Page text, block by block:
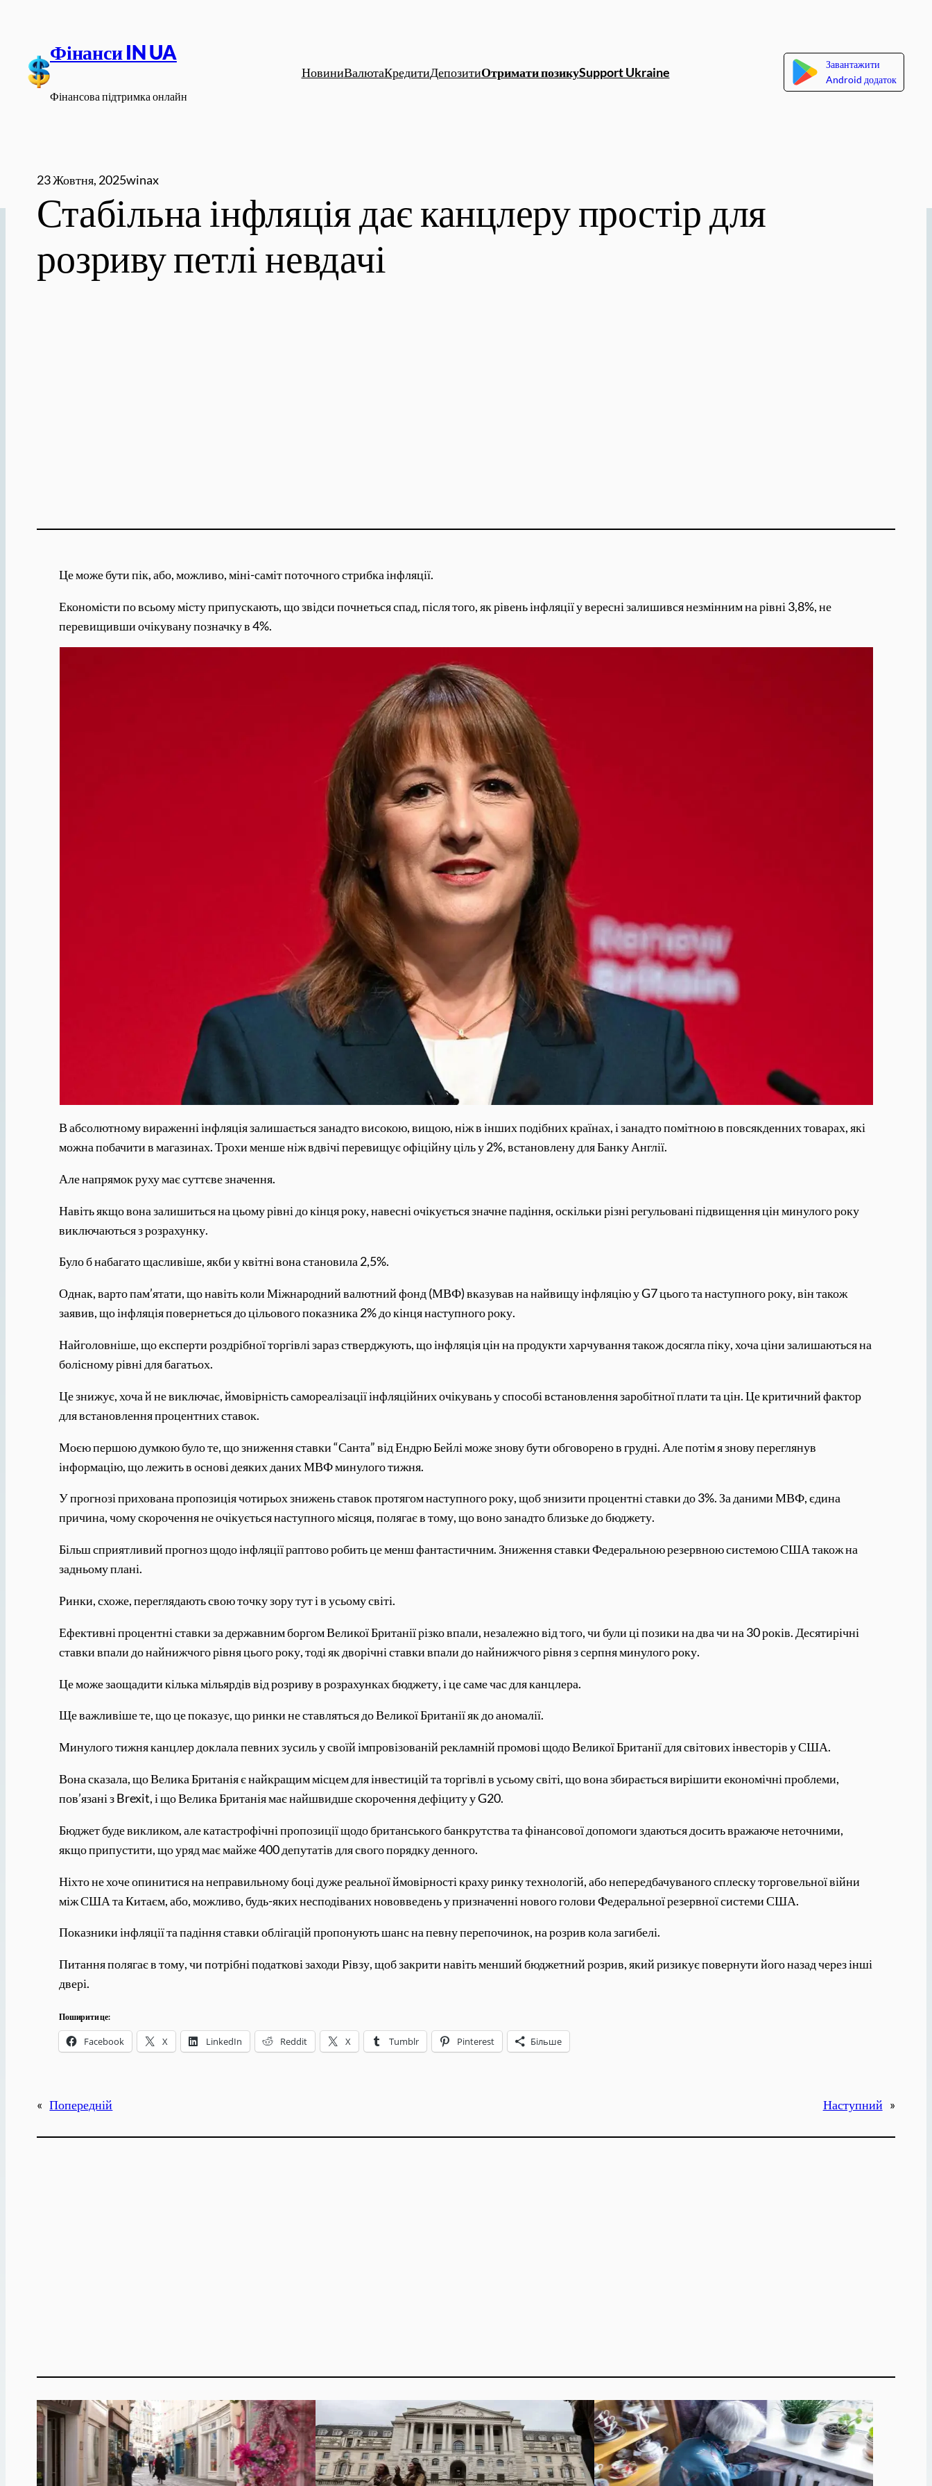
вмісту
Фінанси IN UA
Фінансова підтримка онлайн
НовиниВалютаКредитиДепозитиОтримати позикуSupport Ukraine
Завантажити
Android додаток
23 Жовтня, 2025winax
Стабільна інфляція дає канцлеру простір для
розриву петлі невдачі
Це може бути пік, або, можливо, міні-саміт поточного стрибка інфляції.
Економісти по всьому місту припускають, що звідси почнеться спад, після того, як рівень інфляції у вересні залишився незмінним на рівні 3,8%, не
перевищивши очікувану позначку в 4%.
В абсолютному вираженні інфляція залишається занадто високою, вищою, ніж в інших подібних країнах, і занадто помітною в повсякденних товарах, які
можна побачити в магазинах. Трохи менше ніж вдвічі перевищує офіційну ціль у 2%, встановлену для Банку Англії.
Але напрямок руху має суттєве значення.
Навіть якщо вона залишиться на цьому рівні до кінця року, навесні очікується значне падіння, оскільки різні регульовані підвищення цін минулого року
виключаються з розрахунку.
Було б набагато щасливіше, якби у квітні вона становила 2,5%.
Однак, варто пам’ятати, що навіть коли Міжнародний валютний фонд (МВФ) вказував на найвищу інфляцію у G7 цього та наступного року, він також
заявив, що інфляція повернеться до цільового показника 2% до кінця наступного року.
Найголовніше, що експерти роздрібної торгівлі зараз стверджують, що інфляція цін на продукти харчування також досягла піку, хоча ціни залишаються на
болісному рівні для багатьох.
Це знижує, хоча й не виключає, ймовірність самореалізації інфляційних очікувань у способі встановлення заробітної плати та цін. Це критичний фактор
для встановлення процентних ставок.
Моєю першою думкою було те, що зниження ставки “Санта” від Ендрю Бейлі може знову бути обговорено в грудні. Але потім я знову переглянув
інформацію, що лежить в основі деяких даних МВФ минулого тижня.
У прогнозі прихована пропозиція чотирьох знижень ставок протягом наступного року, щоб знизити процентні ставки до 3%. За даними МВФ, єдина
причина, чому скорочення не очікується наступного місяця, полягає в тому, що воно занадто близьке до бюджету.
Більш сприятливий прогноз щодо інфляції раптово робить це менш фантастичним. Зниження ставки Федеральною резервною системою США також на
задньому плані.
Ринки, схоже, переглядають свою точку зору тут і в усьому світі.
Ефективні процентні ставки за державним боргом Великої Британії різко впали, незалежно від того, чи були ці позики на два чи на 30 років. Десятирічні
ставки впали до найнижчого рівня цього року, тоді як дворічні ставки впали до найнижчого рівня з серпня минулого року.
Це може заощадити кілька мільярдів від розриву в розрахунках бюджету, і це саме час для канцлера.
Ще важливіше те, що це показує, що ринки не ставляться до Великої Британії як до аномалії.
Минулого тижня канцлер доклала певних зусиль у своїй імпровізованій рекламній промові щодо Великої Британії для світових інвесторів у США.
Вона сказала, що Велика Британія є найкращим місцем для інвестицій та торгівлі в усьому світі, що вона збирається вирішити економічні проблеми,
пов’язані з Brexit, і що Велика Британія має найшвидше скорочення дефіциту у G20.
Бюджет буде викликом, але катастрофічні пропозиції щодо британського банкрутства та фінансової допомоги здаються досить вражаюче неточними,
якщо припустити, що уряд має майже 400 депутатів для свого порядку денного.
Ніхто не хоче опинитися на неправильному боці дуже реальної ймовірності краху ринку технологій, або непередбачуваного сплеску торговельної війни
між США та Китаєм, або, можливо, будь-яких несподіваних нововведень у призначенні нового голови Федеральної резервної системи США.
Показники інфляції та падіння ставки облігацій пропонують шанс на певну перепочинок, на розрив кола загибелі.
Питання полягає в тому, чи потрібні податкові заходи Рівзу, щоб закрити навіть менший бюджетний розрив, який ризикує повернути його назад через інші
двері.
Поширити це:
Facebook X LinkedIn Reddit X Tumblr Pinterest Більше
« Попередній Наступний »